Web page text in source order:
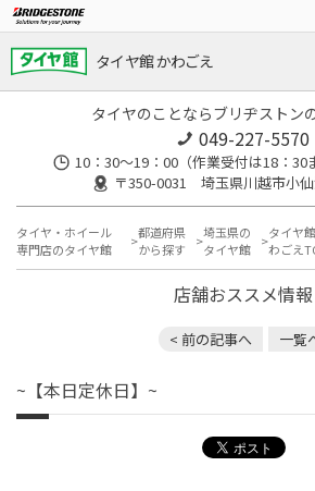
タイヤ館 かわごえ
タイヤのことならブリヂストン
049-227-5570
10：30～19：00（作業受付は18：30
〒350-0031 埼玉県川越市小
タイヤ・ホイール
専門店のタイヤ館
都道府県
から探す
埼玉県の
タイヤ館
タイヤ
わごえ
店舗おススメ情報
< 前の記事へ 一覧
~【本日定休日】~